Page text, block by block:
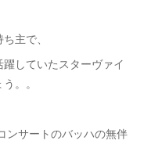
主で、
していたスターヴァイ
。。
ンサートのバッハの無伴